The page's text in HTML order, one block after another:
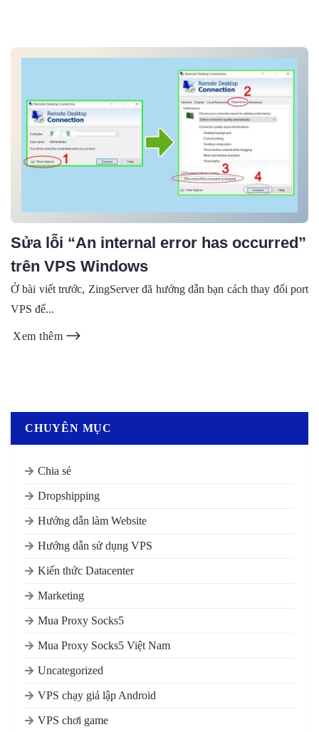
Sửa lỗi “An internal error has occurred”
trên VPS Windows
Ở bài viết trước, ZingServer đã hướng dẫn bạn cách thay đổi port
VPS để...
Xem thêm
CHUYÊN MỤC
Chia sẻ
Dropshipping
Hướng dẫn làm Website
Hướng dẫn sử dụng VPS
Kiến thức Datacenter
Marketing
Mua Proxy Socks5
Mua Proxy Socks5 Việt Nam
Uncategorized
VPS chạy giả lập Android
VPS chơi game